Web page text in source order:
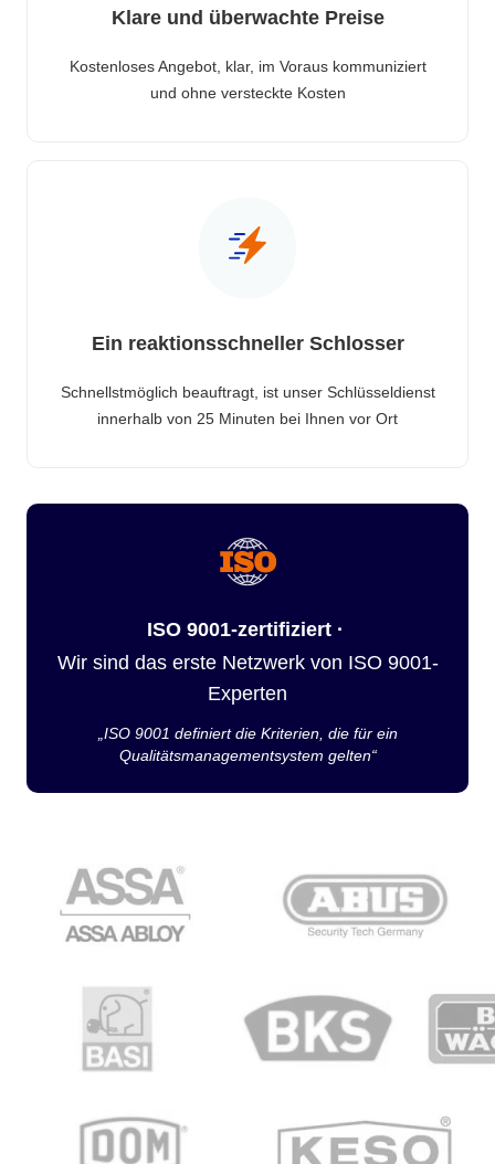
Klare und überwachte Preise
Kostenloses Angebot, klar, im Voraus kommuniziert
und ohne versteckte Kosten
Ein reaktionsschneller Schlosser
Schnellstmöglich beauftragt, ist unser Schlüsseldienst
innerhalb von 25 Minuten bei Ihnen vor Ort
ISO 9001-zertifiziert ·
Wir sind das erste Netzwerk von ISO 9001-
Experten
„ISO 9001 definiert die Kriterien, die für ein
Qualitätsmanagementsystem gelten“